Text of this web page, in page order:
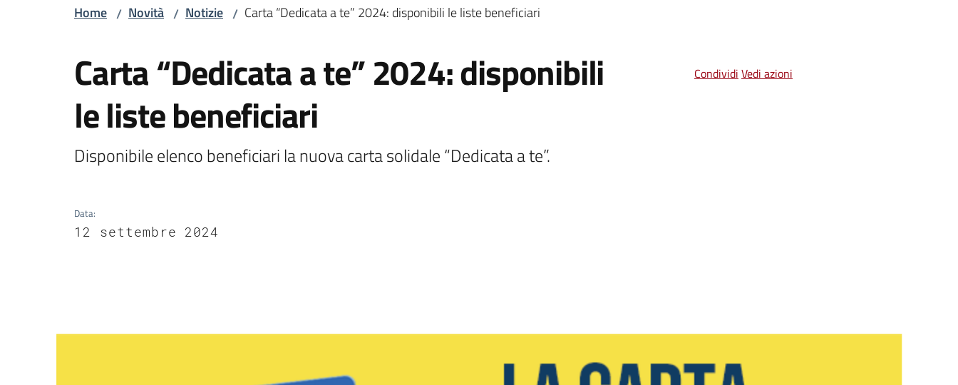
Home / Novità / Notizie / Carta “Dedicata a te” 2024: disponibili le liste beneficiari
Carta “Dedicata a te” 2024: disponibili
le liste beneficiari
Disponibile elenco beneficiari la nuova carta solidale “Dedicata a te”.
Data:
12 settembre 2024
Condividi Vedi azioni